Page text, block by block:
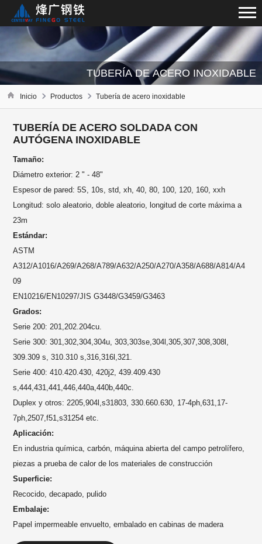
TUBERÍA DE ACERO INOXIDABLE
Inicio Productos Tubería de acero inoxidable
TUBERÍA DE ACERO SOLDADA CON
AUTÓGENA INOXIDABLE
Tamaño:
Diámetro exterior: 2 " - 48"
Espesor de pared: 5S, 10s, std, xh, 40, 80, 100, 120, 160, xxh
Longitud: solo aleatorio, doble aleatorio, longitud de corte máxima a
23m
Estándar:
ASTM
A312/A1016/A269/A268/A789/A632/A250/A270/A358/A688/A814/A4
09
EN10216/EN10297/JIS G3448/G3459/G3463
Grados:
Serie 200: 201,202.204cu.
Serie 300: 301,302,304,304u, 303,303se,304l,305,307,308,308l,
309.309 s, 310.310 s,316,316l,321.
Serie 400: 410.420.430, 420j2, 439.409.430
s,444,431,441,446,440a,440b,440c.
Duplex y otros: 2205,904l,s31803, 330.660.630, 17-4ph,631,17-
7ph,2507,f51,s31254 etc.
Aplicación:
En industria química, carbón, máquina abierta del campo petrolífero,
piezas a prueba de calor de los materiales de construcción
Superficie:
Recocido, decapado, pulido
Embalaje:
Papel impermeable envuelto, embalado en cabinas de madera